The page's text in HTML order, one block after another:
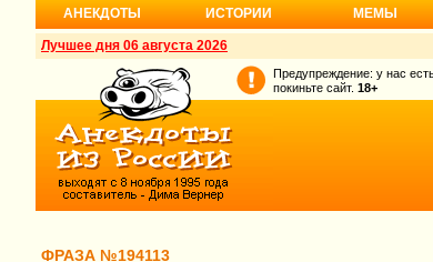
АНЕКДОТЫ ИСТОРИИ МЕМЫ
Лучшее дня 06 августа 2026
Предупреждение: у нас
покиньте сайт. 18+
ФРАЗА №194113